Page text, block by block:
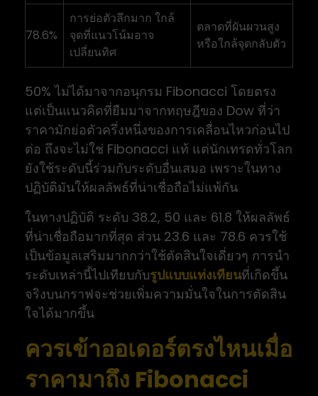
78.6%
การย่อตัวลึกมาก ใกล้
จุดที่แนวโน้มอาจ
เปลี่ยนทิศ
ตลาดที่ผันผวนสูง
หรือใกล้จุดกลับตัว
50% ไม่ได้มาจากอนุกรม Fibonacci โดยตรง
แต่เป็นแนวคิดที่ยืมมาจากทฤษฎีของ Dow ที่ว่า
ราคามักย่อตัวครึ่งหนึ่งของการเคลื่อนไหวก่อนไป
ต่อ ถึงจะไม่ใช่ Fibonacci แท้ แต่นักเทรดทั่วโลก
ยังใช้ระดับนี้ร่วมกับระดับอื่นเสมอ เพราะในทาง
ปฏิบัติมันให้ผลลัพธ์ที่น่าเชื่อถือไม่แพ้กัน
ในทางปฏิบัติ ระดับ 38.2, 50 และ 61.8 ให้ผลลัพธ์
ที่น่าเชื่อถือมากที่สุด ส่วน 23.6 และ 78.6 ควรใช้
เป็นข้อมูลเสริมมากกว่าใช้ตัดสินใจเดี่ยวๆ การนำ
ระดับเหล่านี้ไปเทียบกับรูปแบบแท่งเทียนที่เกิดขึ้น
จริงบนกราฟจะช่วยเพิ่มความมั่นใจในการตัดสิน
ใจได้มากขึ้น
ควรเข้าออเดอร์ตรงไหนเมื่อ
ราคามาถึง Fibonacci